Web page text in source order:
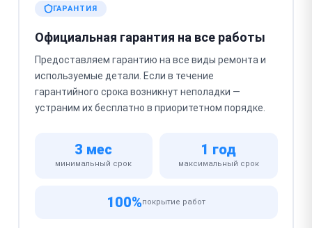
ГАРАНТИЯ
Официальная гарантия на все работы
Предоставляем гарантию на все виды ремонта и
используемые детали. Если в течение
гарантийного срока возникнут неполадки —
устраним их бесплатно в приоритетном порядке.
3 мес
минимальный срок
1 год
максимальный срок
100%покрытие работ